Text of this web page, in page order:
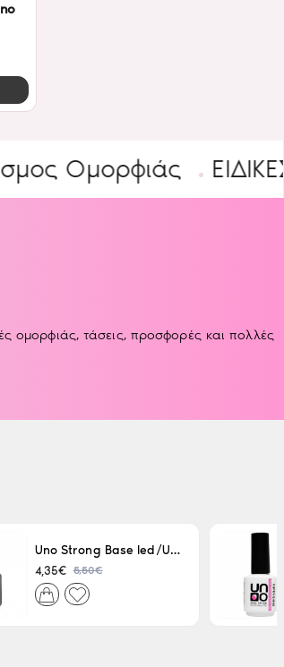
ΕΙΔΙΚΕΣ
ομορφιάς, τάσεις, προσφορές και πολλές
Uno Strong Base led/Uv 15 ml
4,35€ 5,50€